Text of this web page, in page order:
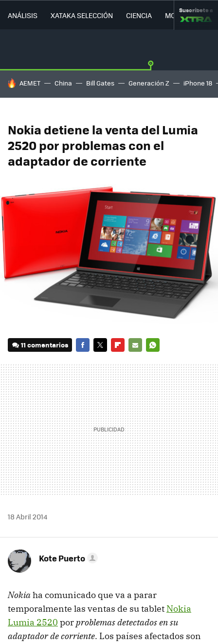
ANÁLISIS XATAKA SELECCIÓN CIENCIA MOVILIDAD
Suscríbete a
HOY SE HABLA DE
AEMET China Bill Gates Generación Z iPhone 18
Nokia detiene la venta del Lumia
2520 por problemas con el
adaptador de corriente
11 comentarios
MAIL
18 Abril 2014
Kote Puerto
Nokiaha comunicado que va a parar
temporalmente las ventas de su tablet Nokia
Lumia 2520 porproblemas detectados en su
adaptador de corriente. Los países afectados son